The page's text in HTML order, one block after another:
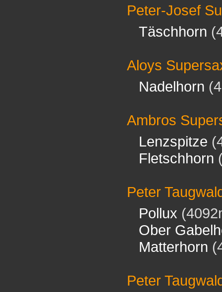
Peter-Josef
Täschhorn
Aloys
Nadelhorn
Ambros
Lenzspitze
Fletschhorn
Peter
Pollux
Ober
Matterhorn
Peter